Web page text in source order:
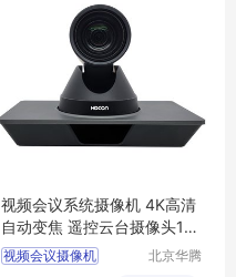
视频会议系统摄像机 4K高清
自动变焦 遥控云台摄像头12
倍4K512VB
视频会议摄像机
北京华腾